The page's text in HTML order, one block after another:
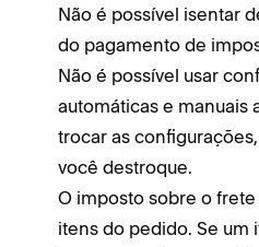
Não é possível isentar
do pagamento de
Não é possível usar
automáticas e manuais
trocar as
você destroque.
O imposto sobre o
itens do pedido. Se um